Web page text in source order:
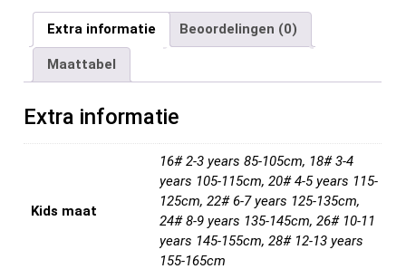
ce
b
o
o
k
tt
er
ail er
es
t
d
di
t
ke
dI
n
e
n
Extra informatie Beoordelingen (0)
Maattabel
Extra informatie
Kids maat
16# 2-3 years 85-105cm, 18# 3-4
years 105-115cm, 20# 4-5 years 115-
125cm, 22# 6-7 years 125-135cm,
24# 8-9 years 135-145cm, 26# 10-11
years 145-155cm, 28# 12-13 years
155-165cm